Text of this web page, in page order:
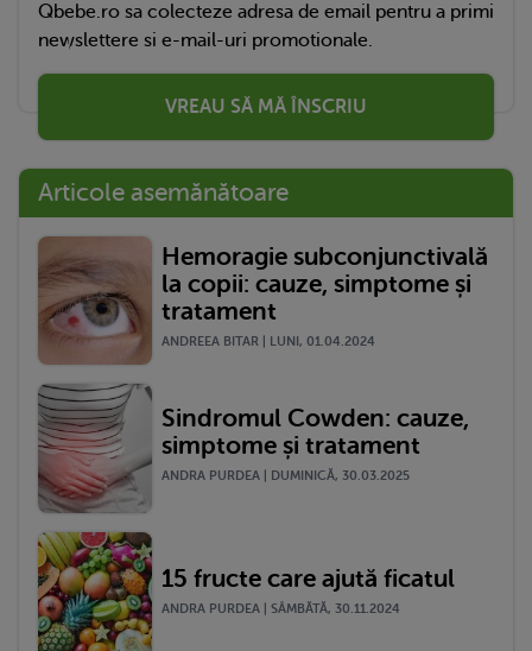
Qbebe.ro sa colecteze adresa de email pentru a primi
newslettere si e-mail-uri promotionale.
VREAU SĂ MĂ ÎNSCRIU
Articole asemănătoare
Hemoragie subconjunctivală
la copii: cauze, simptome și
tratament
ANDREEA BITAR | LUNI, 01.04.2024
Sindromul Cowden: cauze,
simptome și tratament
ANDRA PURDEA | DUMINICĂ, 30.03.2025
15 fructe care ajută ficatul
ANDRA PURDEA | SÂMBĂTĂ, 30.11.2024